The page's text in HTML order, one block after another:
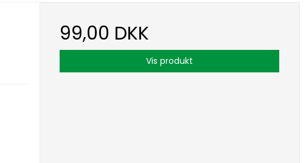
99,00 DKK
Vis produkt